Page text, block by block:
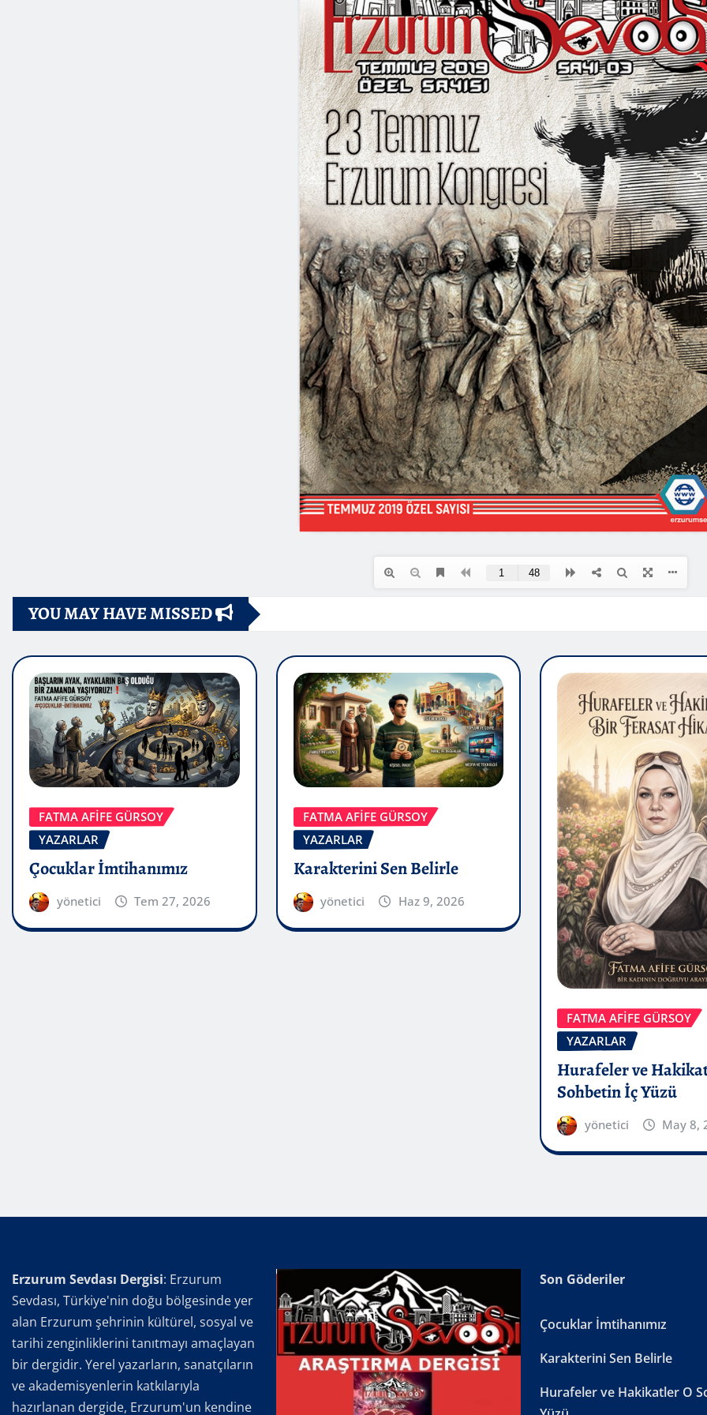
YOU MAY HAVE MISSED
FATMA AFİFE GÜRSOY
YAZARLAR
Çocuklar İmtihanımız
yönetici Tem 27, 2026
FATMA AFİFE GÜRSOY
YAZARLAR
Karakterini Sen Belirle
yönetici Haz 9, 2026
FATMA AFİFE GÜRSOY
YAZARLAR
Hurafeler ve
Sohbetin İç Yüzü
yönetici May 8,
Erzurum Sevdası Dergisi: Erzurum
Sevdası, Türkiye'nin doğu bölgesinde yer
alan Erzurum şehrinin kültürel, sosyal ve
tarihi zenginliklerini tanıtmayı amaçlayan
bir dergidir. Yerel yazarların, sanatçıların
ve akademisyenlerin katkılarıyla
hazırlanan dergide, Erzurum'un kendine
Son Göderiler
Çocuklar İmtihanımız
Karakterini Sen Belirle
Hurafeler ve Hakikatler O